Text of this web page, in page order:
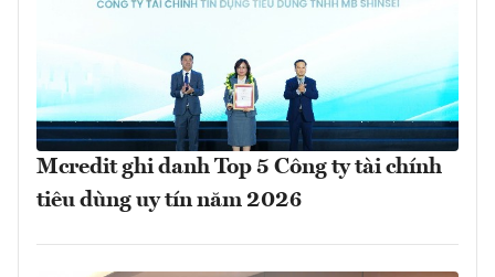
Mcredit ghi danh Top 5 Công ty tài chính
tiêu dùng uy tín năm 2026